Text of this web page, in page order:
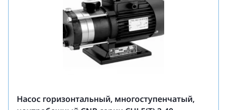
Насос горизонтальный, многоступенчатый,